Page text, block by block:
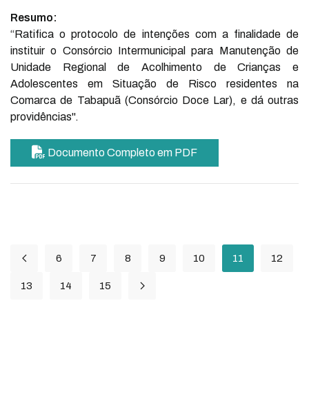
Resumo:
“Ratifica o protocolo de intenções com a finalidade de
instituir o Consórcio Intermunicipal para Manutenção de
Unidade Regional de Acolhimento de Crianças e
Adolescentes em Situação de Risco residentes na
Comarca de Tabapuã (Consórcio Doce Lar), e dá outras
providências".
Documento Completo em PDF
6 7 8 9 10 11 12
13 14 15